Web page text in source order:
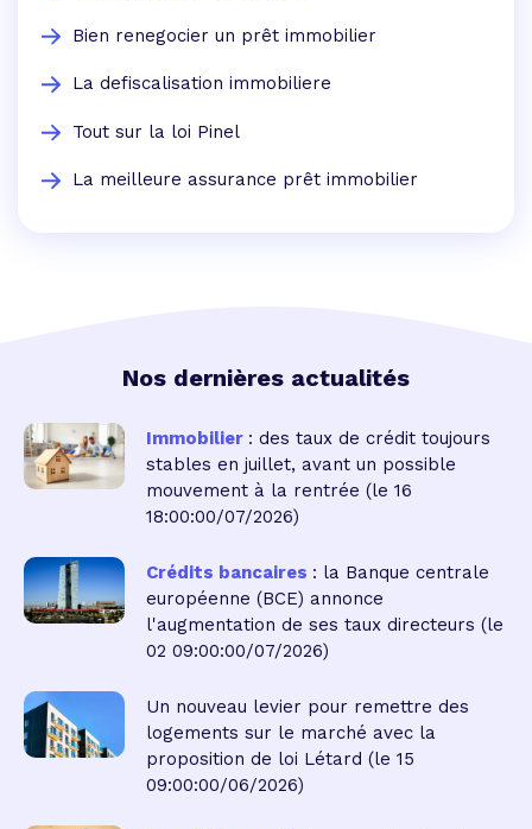
Bien renegocier un prêt immobilier
La defiscalisation immobiliere
Tout sur la loi Pinel
La meilleure assurance prêt immobilier
Nos dernières actualités
Immobilier : des taux de crédit toujours
stables en juillet, avant un possible
mouvement à la rentrée (le 16
18:00:00/07/2026)
Crédits bancaires : la Banque centrale
européenne (BCE) annonce
l'augmentation de ses taux directeurs (le
02 09:00:00/07/2026)
Un nouveau levier pour remettre des
logements sur le marché avec la
proposition de loi Létard (le 15
09:00:00/06/2026)